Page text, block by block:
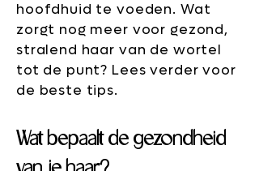
hoofdhuid te voeden. Wat
zorgt nog meer voor gezond,
stralend haar van de wortel
tot de punt? Lees verder voor
de beste tips.
Wat bepaalt de gezondheid